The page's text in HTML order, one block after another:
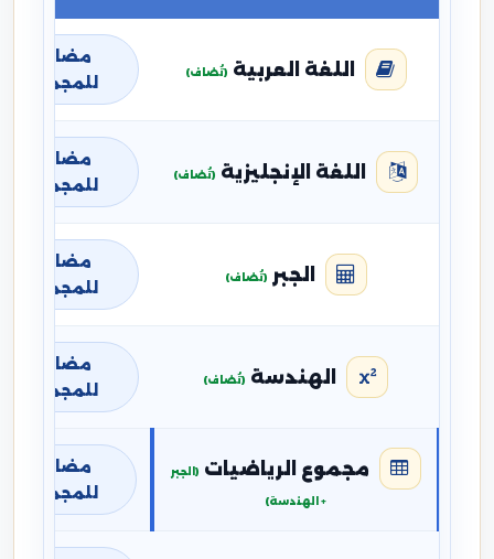
اللغة العربية (تُضاف)
مضافة
للمجموع
اللغة الإنجليزية (تُضاف)
مضافة
للمجموع
الجبر (تُضاف)
مضافة
للمجموع
الهندسة (تُضاف)
مضافة
للمجموع
مجموع الرياضيات (الجبر
+ الهندسة)
مضافة
للمجموع